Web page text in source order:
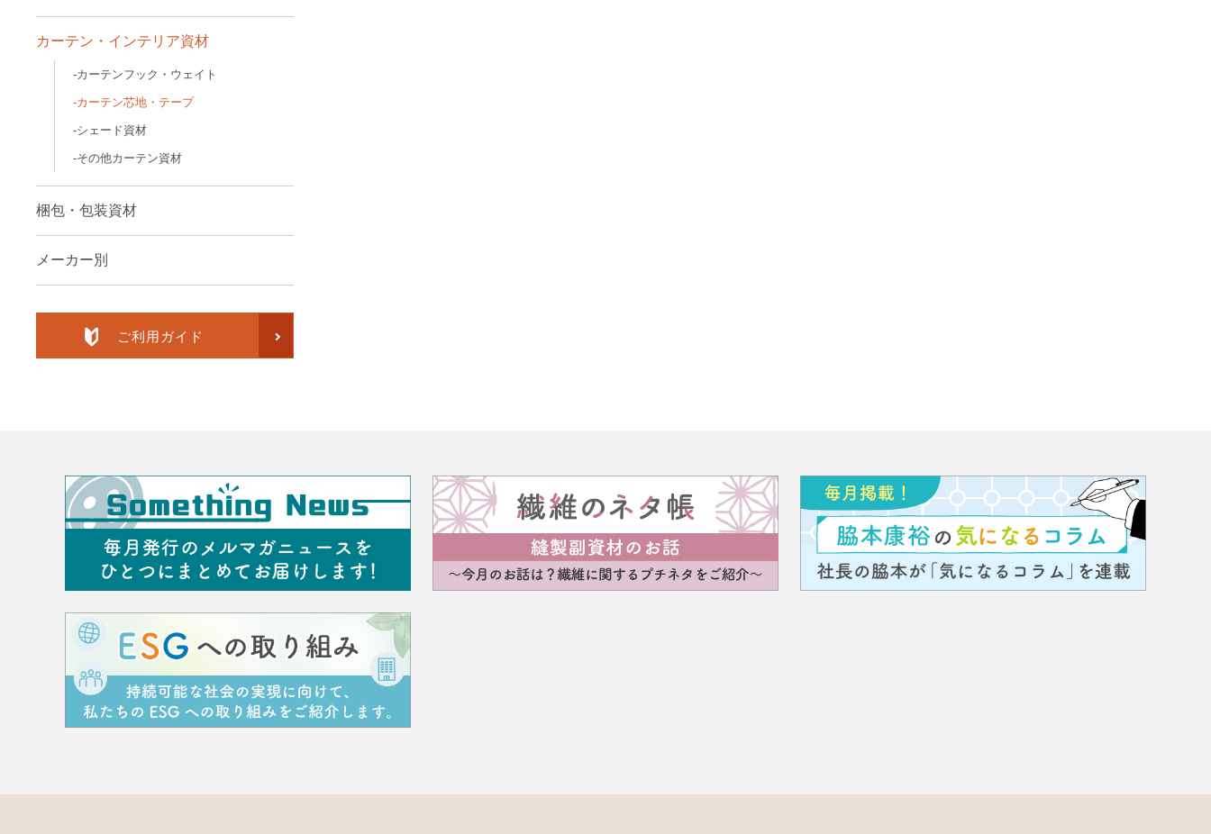
カーテン・インテリア資材
カーテンフック・ウェイト
カーテン芯地・テープ
シェード資材
その他カーテン資材
梱包・包装資材
メーカー別
ご利用ガイド